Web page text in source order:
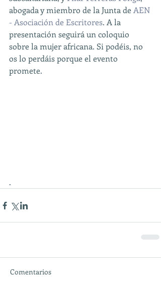
abogada y miembro de la Junta de AEN
- Asociación de Escritores. A la
presentación seguirá un coloquio
sobre la mujer africana. Si podéis, no
os lo perdáis porque el evento
promete.
.
Comentarios